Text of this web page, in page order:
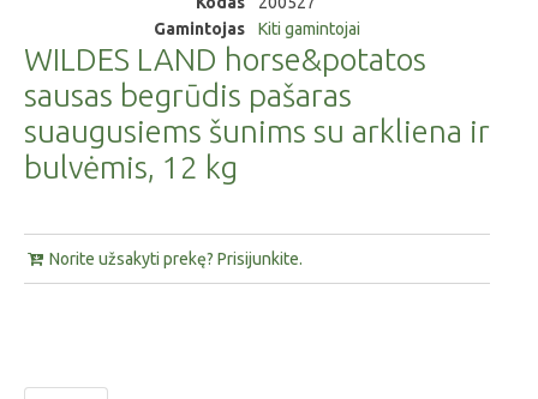
Gamintojas
Kiti gamintojai
WILDES LAND horse&potatos
sausas begrūdis pašaras
suaugusiems šunims su arkliena ir
bulvėmis, 12 kg
Norite užsakyti prekę? Prisijunkite.